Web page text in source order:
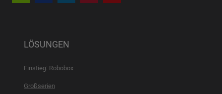
LÖSUNGEN
Einstieg: Robobox
Großserien